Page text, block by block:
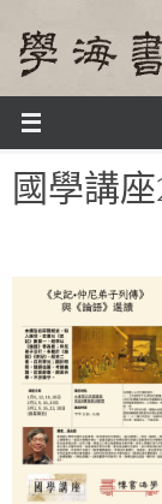
content
Home
國學講座